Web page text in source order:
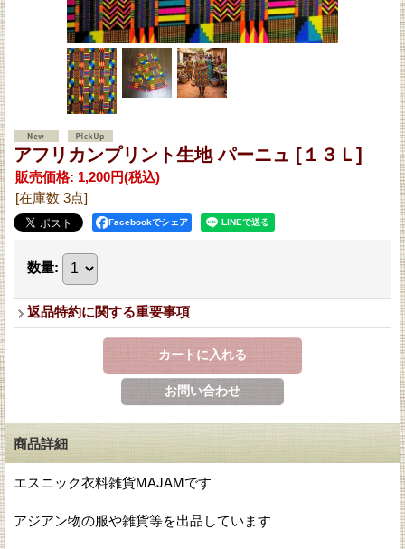
アフリカンプリント生地 パーニュ [１３Ｌ]
販売価格: 1,200円(税込)
[在庫数 3点]
Facebookでシェア
数量:
返品特約に関する重要事項
商品詳細
エスニック衣料雑貨MAJAMです
アジアン物の服や雑貨等を出品しています